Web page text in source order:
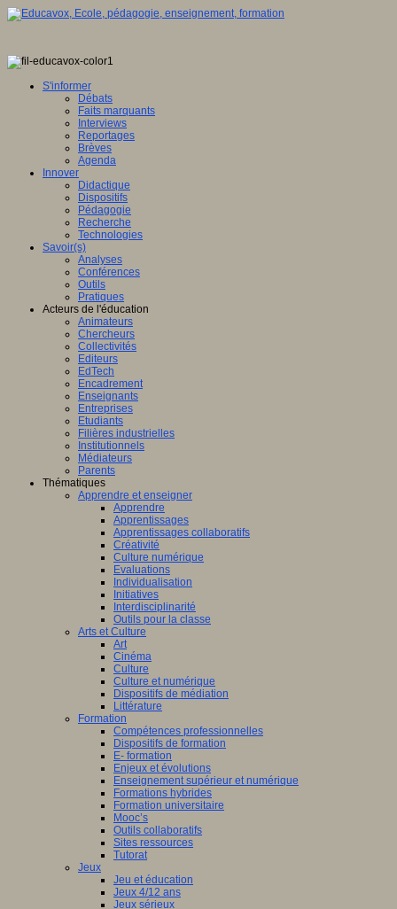
S'informer
Débats
Faits marquants
Interviews
Reportages
Brèves
Agenda
Innover
Didactique
Dispositifs
Pédagogie
Recherche
Technologies
Savoir(s)
Analyses
Conférences
Outils
Pratiques
Acteurs de l'éducation
Animateurs
Chercheurs
Collectivités
Editeurs
EdTech
Encadrement
Enseignants
Entreprises
Etudiants
Filières industrielles
Institutionnels
Médiateurs
Parents
Thématiques
Apprendre et enseigner
Apprendre
Apprentissages
Apprentissages collaboratifs
Créativité
Culture numérique
Evaluations
Individualisation
Initiatives
Interdisciplinarité
Outils pour la classe
Arts et Culture
Art
Cinéma
Culture
Culture et numérique
Dispositifs de médiation
Littérature
Formation
Compétences professionnelles
Dispositifs de formation
E- formation
Enjeux et évolutions
Enseignement supérieur et numérique
Formations hybrides
Formation universitaire
Mooc’s
Outils collaboratifs
Sites ressources
Tutorat
Jeux
Jeu et éducation
Jeux 4/12 ans
Jeux sérieux